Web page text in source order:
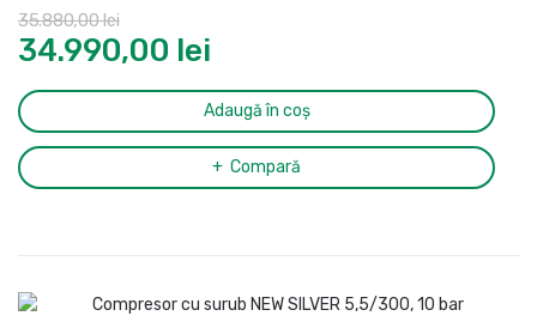
Nivel de zgomot (LpA, la 4m):
Eficienta motor:
IE3
Ciclu de functionare: S1
Racord evacuare aer comprimat:1/2″
Dimensiuni (L x l x H):1935 x 678 x 1578 mm
34.990,00 lei
35.880,00lei
Adaugă în coș
Compară